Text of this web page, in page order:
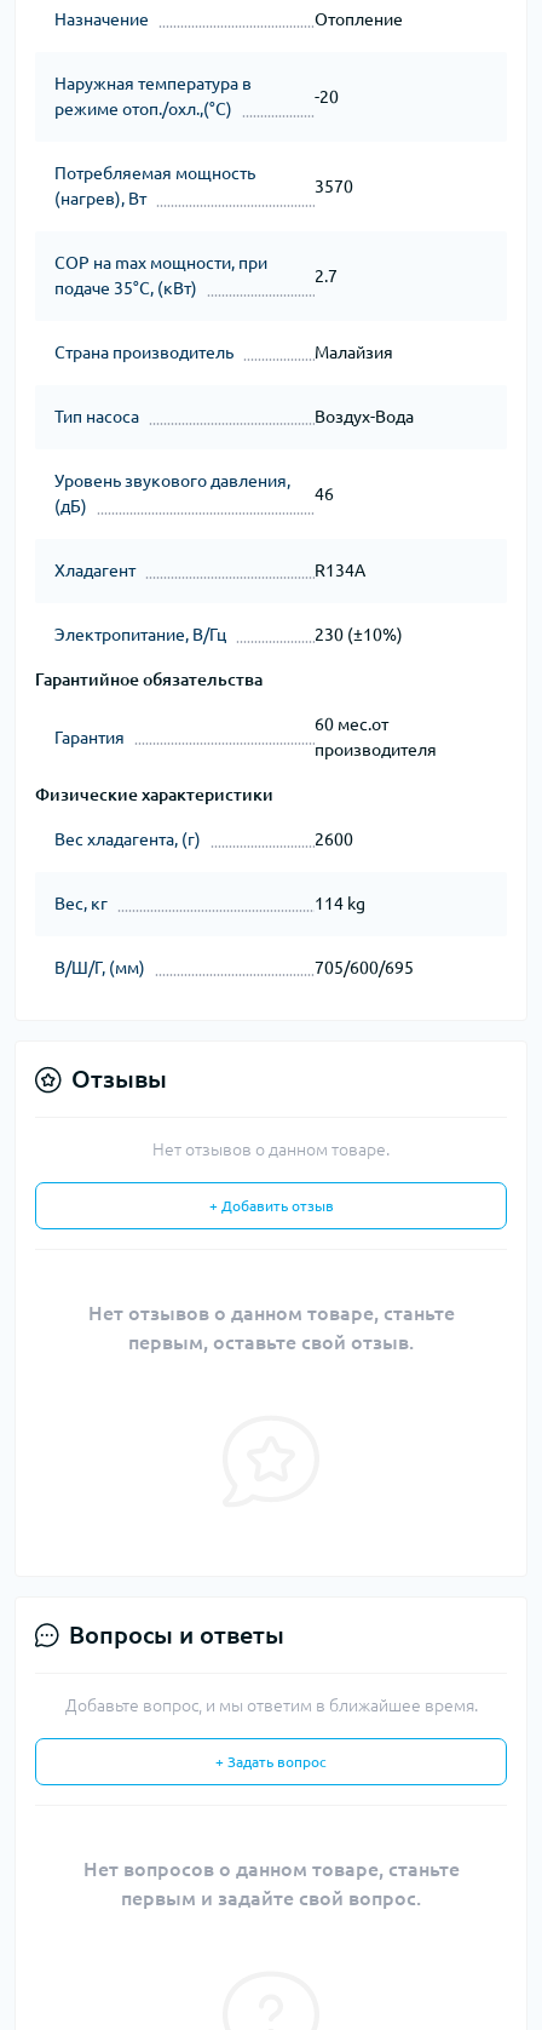
Назначение Отопление
Наружная температура в
режиме отоп./охл.,(°C)
-20
Потребляемая мощность
(нагрев), Вт
3570
СОР на max мощности, при
подаче 35°C, (кВт)
2.7
Страна производитель Малайзия
Тип насоса Воздух-Вода
Уровень звукового давления,
(дБ)
46
Хладагент R134A
Электропитание, В/Гц 230 (±10%)
Гарантийное обязательства
Гарантия
60 мес.от
производителя
Физические характеристики
Вес хладагента, (г) 2600
Вес, кг 114 kg
В/Ш/Г, (мм) 705/600/695
Отзывы
Нет отзывов о данном товаре.
+ Добавить отзыв
Нет отзывов о данном товаре, станьте
первым, оставьте свой отзыв.
Вопросы и ответы
Добавьте вопрос, и мы ответим в ближайшее время.
+ Задать вопрос
Нет вопросов о данном товаре, станьте
первым и задайте свой вопрос.